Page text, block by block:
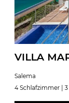
VILLA
Salema
4 Schlafzimmer |